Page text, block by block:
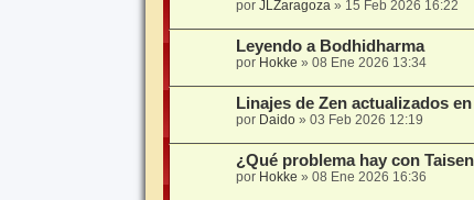
por JLZaragoza» 15 Feb 2026 16:22
Leyendo a Bodhidharma
por Hokke » 08 Ene 2026 13:34
Linajes de Zen actualizados
por Daido» 03 Feb 2026 12:19
¿Qué problema hay con
por Hokke » 08 Ene 2026 16:36